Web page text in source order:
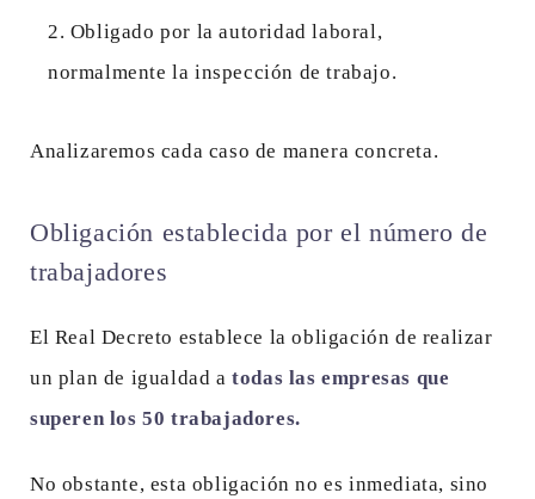
Obligado por la autoridad laboral,
normalmente la inspección de trabajo.
Analizaremos cada caso de manera concreta.
Obligación establecida por el número de
trabajadores
El Real Decreto establece la obligación de realizar
un plan de igualdad a todas las empresas que
superen los 50 trabajadores.
No obstante, esta obligación no es inmediata, sino